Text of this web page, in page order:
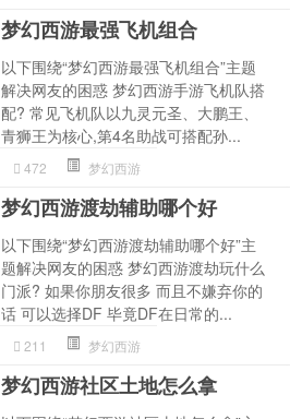
梦幻西游最强飞机组合
以下围绕“梦幻西游最强飞机组合”主题
解决网友的困惑 梦幻西游手游飞机队搭
配? 常见飞机队以九灵元圣、大鹏王、
青狮王为核心,第4名助战可搭配孙...
472 梦幻西游
梦幻西游渡劫辅助哪个好
以下围绕“梦幻西游渡劫辅助哪个好”主
题解决网友的困惑 梦幻西游渡劫玩什么
门派? 如果你朋友很多 而且不嫌弃你的
话 可以选择DF 毕竟DF在日常的...
211 梦幻西游
梦幻西游社区土地怎么拿